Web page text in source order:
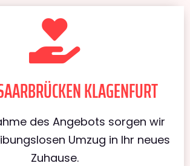
KLAGENFURT
des Angebots sorgen wir
Umzug in Ihr neues
Zuhause.